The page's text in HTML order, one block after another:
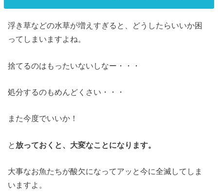
浮き草などの水草が増えすぎると、どうしたらいいか困
ってしまいますよね。
捨てるのはもったいないしなー・・・
処分するのもめんどくさい・・・
また今度でいいか！
と 放っておくと、大変なことになります。
大事なお魚たちが酸欠になってアッと今に全滅してしま
いますよ。